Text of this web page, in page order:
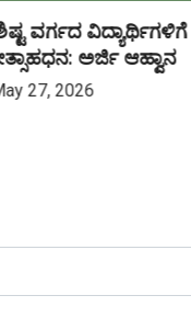
ವರ್ಗದ ವಿದ್ಯಾರ್ಥಿಗಳಿಗೆ
ಅರ್ಜಿ ಆಹ್ವಾನ
27, 2026